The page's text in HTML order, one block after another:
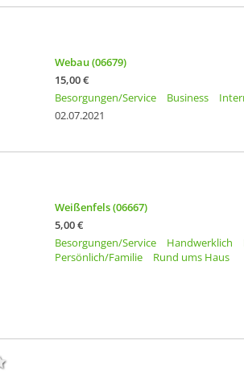
Webau (06679)
15,00 €
Besorgungen/Service Business
02.07.2021
Weißenfels (06667)
5,00 €
Besorgungen/Service Handwerklich
Persönlich/Familie
Rund ums Haus